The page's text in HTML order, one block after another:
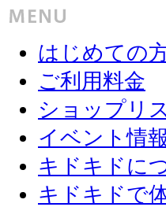
はじめての
ご利用料金
ショップリ
イベント情報
キドキドに
キドキドで